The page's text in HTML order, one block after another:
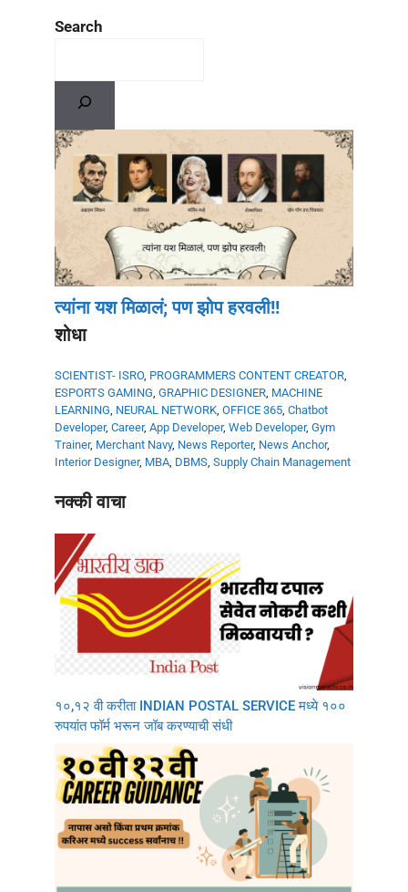
Search
त्यांना यश मिळालं; पण झोप हरवली!!
शोधा
SCIENTIST- ISRO, PROGRAMMERS CONTENT CREATOR
ESPORTS GAMING GRAPHIC DESIGNER MACHINE
LEARNING NEURAL NETWORK OFFICE 365 Chatbot
Developer, Career, App Developer, Web Developer, Gym
Trainer, Merchant Navy, News Reporter, News Anchor,
Interior Designer, MBA DBMS Supply Chain Management
नक्की वाचा
१०,१२ वी करीता INDIAN POSTAL SERVICE मध्ये १००
रुपयांत फॉर्म भरून जॉब करण्याची संधी